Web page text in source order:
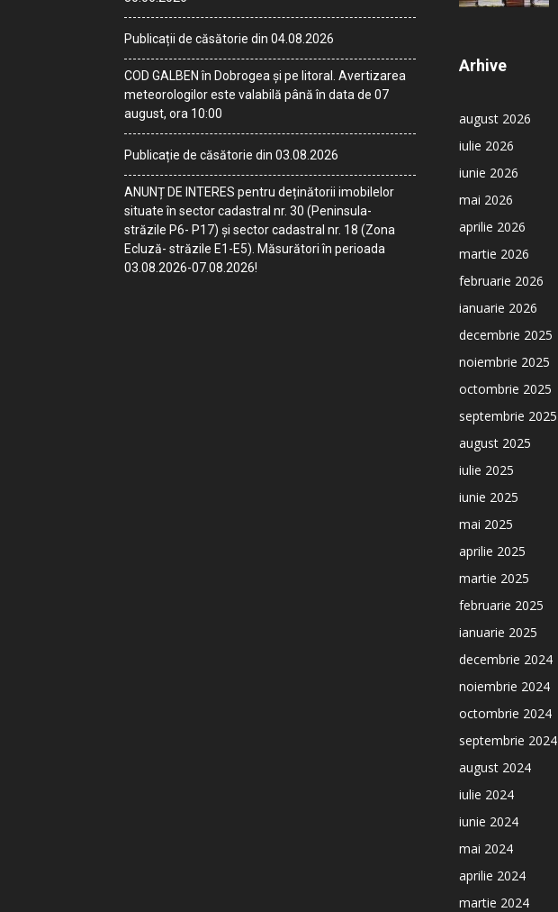
Publicații de căsătorie din 04.08.2026
COD GALBEN în Dobrogea și pe litoral. Avertizarea
meteorologilor este valabilă până în data de 07
august, ora 10:00
Publicație de căsătorie din 03.08.2026
ANUNȚ DE INTERES pentru deținătorii imobilelor
situate în sector cadastral nr. 30 (Peninsula-
străzile P6- P17) și sector cadastral nr. 18 (Zona
Ecluză- străzile E1-E5). Măsurători în perioada
03.08.2026-07.08.2026!
Arhive
august 2026
iulie 2026
iunie 2026
mai 2026
aprilie 2026
martie 2026
februarie 2026
ianuarie 2026
decembrie 2025
noiembrie 2025
octombrie 2025
septembrie 2025
august 2025
iulie 2025
iunie 2025
mai 2025
aprilie 2025
martie 2025
februarie 2025
ianuarie 2025
decembrie 2024
noiembrie 2024
octombrie 2024
septembrie 2024
august 2024
iulie 2024
iunie 2024
mai 2024
aprilie 2024
martie 2024